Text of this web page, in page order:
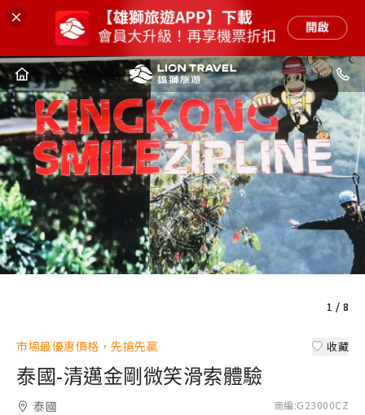
1 / 8
1 / 8
1 / 8
1 / 8
1 / 8
1 / 8
1 / 8
1 / 8
市場最優惠價格，先搶先贏 收藏
泰國-清邁金剛微笑滑索體驗
泰國
商編:G23000CZ